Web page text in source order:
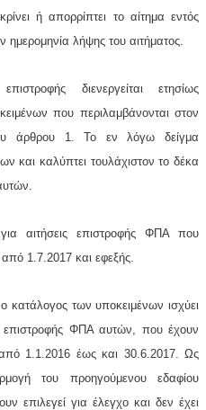
ή απορρίπτει το αίτημα εντός
λήψης του αιτήματος.
διενεργείται ετησίως
που περιλαμβάνονται στον
άρθρου 1. Το εν λόγω δείγμα
και καλύπτει τουλάχιστον το δέκα
αιτήσεις επιστροφής ΦΠΑ που
1.7.2017 και εφεξής.
κατάλογος των υποκειμένων ισχύει
επιστροφής ΦΠΑ αυτών, που έχουν
1.1.2016 έως και 30.6.2017. Ως
του προηγούμενου εδαφίου
επιλεγεί για έλεγχο και δεν έχει